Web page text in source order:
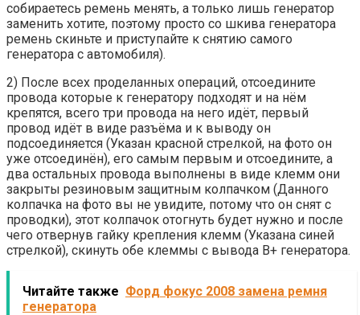
собираетесь ремень менять, а только лишь генератор
заменить хотите, поэтому просто со шкива генератора
ремень скиньте и приступайте к снятию самого
генератора с автомобиля).
2) После всех проделанных операций, отсоедините
провода которые к генератору подходят и на нём
крепятся, всего три провода на него идёт, первый
провод идёт в виде разъёма и к выводу он
подсоединяется (Указан красной стрелкой, на фото он
уже отсоединён), его самым первым и отсоедините, а
два остальных провода выполнены в виде клемм они
закрыты резиновым защитным колпачком (Данного
колпачка на фото вы не увидите, потому что он снят с
проводки), этот колпачок отогнуть будет нужно и после
чего отвернув гайку крепления клемм (Указана синей
стрелкой), скинуть обе клеммы с вывода B+ генератора.
Читайте также Форд фокус 2008 замена ремня
генератора